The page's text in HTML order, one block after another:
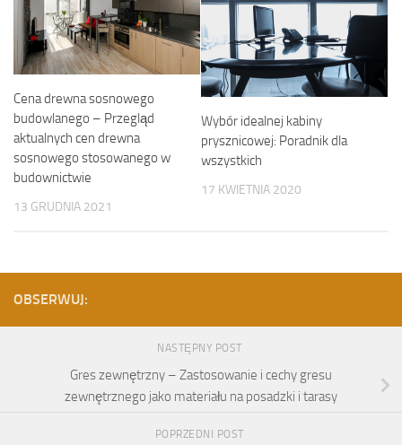
Cena drewna sosnowego
budowlanego – Przegląd
aktualnych cen drewna
sosnowego stosowanego w
budownictwie
13 GRUDNIA 2021
Wybór idealnej kabiny
prysznicowej: Poradnik dla
wszystkich
17 KWIETNIA 2020
OBSERWUJ:
NASTĘPNY POST
Gres zewnętrzny – Zastosowanie i cechy gresu
zewnętrznego jako materiału na posadzki i tarasy
POPRZEDNI POST